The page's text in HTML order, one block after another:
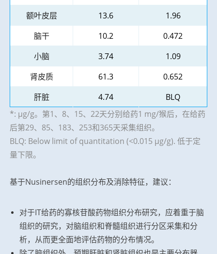
额叶皮层
13.6
1.96
脑干
10.2
0.472
小脑
3.74
1.09
肾皮质
61.3
0.652
肝脏
4.74
BLQ
*: μg/g。第1、8、15、22天分别给药1 mg/猴后，在给药
后第29、85、183、253和365天采集组织。
BLQ: Below limit of quantitation (<0.015 µg/g). 低于定
量下限。
基于Nusinersen的组织分布及消除特征，建议：
对于IT给药的寡核苷酸药物组织分布研究，应着重于脑
组织的研究，对脑组织和脊髓组织进行分区采集和分
析，从而更全面地评估药物的分布情况。